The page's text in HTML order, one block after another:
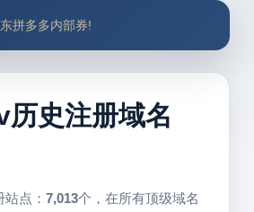
拼多多内部券!
史注册域名
点： 7,013个，在所有顶级域名